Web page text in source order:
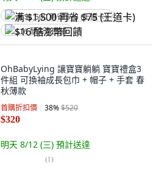
满 $1,500 再省 $75 (王道卡)
$16 酷澎幣回饋
OhBabyLying 讓寶寶躺躺 寶寶禮盒3
件組 可換袖成長包巾 + 帽子 + 手套 春
秋薄款
首購折扣價 38%$520
$320
明天 8/12 (三) 預計送達
(1)